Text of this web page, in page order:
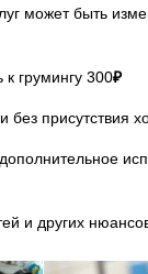
может быть
грумингу 300₽
присутствия
и других